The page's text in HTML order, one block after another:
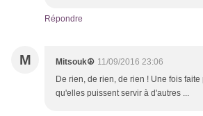
Répondre
M Mitsouk☮ 11/09/2016 23:06
De rien, de rien, de rien ! Une fois
qu'elles puissent servir à d'autres ...